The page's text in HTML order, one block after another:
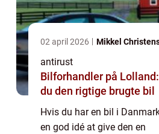
02 april 2026 Mikkel
antirust
Bilforhandler på
du den rigtige brugte bil
Hvis du har en bil i
en god idé at give den en